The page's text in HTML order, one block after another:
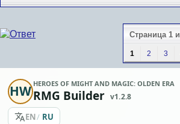
Страница 1
1 2 3